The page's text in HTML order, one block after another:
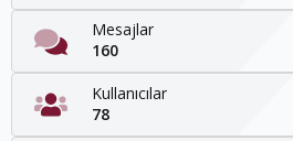
Mesajlar
160
Kullanıcılar
78